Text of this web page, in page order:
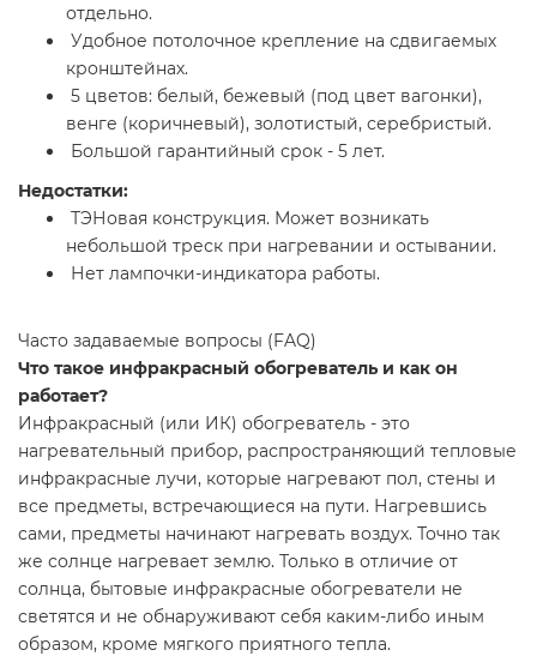
отдельно.
Удобное потолочное крепление на сдвигаемых
кронштейнах.
5 цветов: белый, бежевый (под цвет вагонки),
венге (коричневый), золотистый, серебристый.
Большой гарантийный срок - 5 лет.
Недостатки:
ТЭНовая конструкция. Может возникать
небольшой треск при нагревании и остывании.
Нет лампочки-индикатора работы.
Часто задаваемые вопросы (FAQ)
Что такое инфракрасный обогреватель и как он
работает?
Инфракрасный (или ИК) обогреватель - это
нагревательный прибор, распространяющий тепловые
инфракрасные лучи, которые нагревают пол, стены и
все предметы, встречающиеся на пути. Нагревшись
сами, предметы начинают нагревать воздух. Точно так
же солнце нагревает землю. Только в отличие от
солнца, бытовые инфракрасные обогреватели не
светятся и не обнаруживают себя каким-либо иным
образом, кроме мягкого приятного тепла.